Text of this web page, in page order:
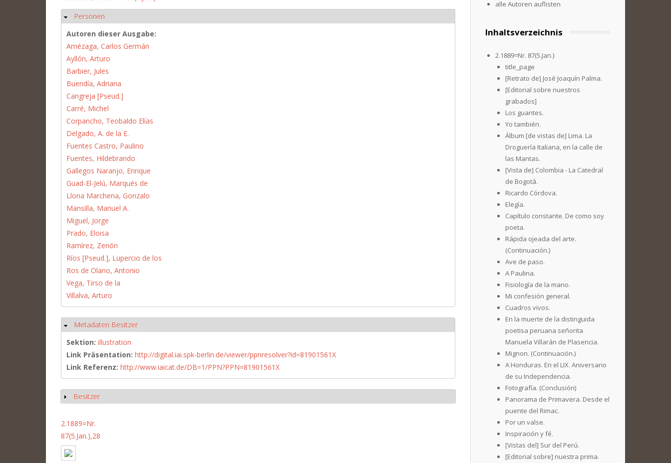
Hide
Personen
Autoren dieser Ausgabe:
Amézaga, Carlos Germán
Ayllón, Arturo
Barbier, Jules
Buendía, Adriana
Cangreja [Pseud.]
Carré, Michel
Corpancho, Teobaldo Elías
Delgado, A. de la E.
Fuentes Castro, Paulino
Fuentes, Hildebrando
Gallegos Naranjo, Enrique
Guad-El-Jelú, Marqués de
Llona Marchena, Gonzalo
Mansilla, Manuel A.
Miguel, Jorge
Prado, Eloisa
Ramírez, Zenón
Ríos [Pseud.], Lupercio de los
Ros de Olano, Antonio
Vega, Tirso de la
Villalva, Arturo
Hide
Metadaten Besitzer
Sektion: illustration
Link Präsentation: http://digital.iai.spk-berlin.de/viewer/ppnresolver?id=81901561X
Link Referenz: http://www.iaicat.de/DB=1/PPN?PPN=81901561X
Show
Besitzer
2.1889=Nr.
87(5.Jan.),28
alle Autoren auflisten
Inhaltsverzeichnis
2.1889=Nr. 87(5.Jan.)
title_page
[Retrato de] José Joaquín Palma.
[Editorial sobre nuestros
grabados]
Los guantes.
Yo también.
Álbum [de vistas de] Lima. La
Droguería Italiana, en la calle de
las Mantas.
[Vista de] Colombia - La Catedral
de Bogotá.
Ricardo Córdova.
Elegía.
Capítulo constante. De como soy
poeta.
Rápida ojeada del arte.
(Continuación.)
Ave de paso.
A Paulina.
Fisiología de la mano.
Mi confesión general.
Cuadros vivos.
En la muerte de la distinguida
poetisa peruana señorita
Manuela Villarán de Plasencia.
Mignon. (Continuación.)
A Honduras. En el LIX. Aniversario
de su Independencia.
Fotografía. (Conclusión)
Panorama de Primavera. Desde el
puente del Rimac.
Por un valse.
Inspiración y fé.
[Vistas del] Sur del Perú.
[Editorial sobre] nuestra prima.